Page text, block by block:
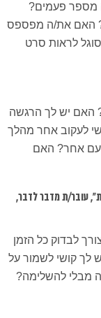
מספר פעמים?
האם את/ה מפספס
לראות סרט
האם יש לך הרגשה
לעקוב אחר מהלך
עם אחר? האם
עובר/ת מדבר לדבר,
לבדוק כל הזמן
לך קושי לשמור על
מבלי להשלימה?